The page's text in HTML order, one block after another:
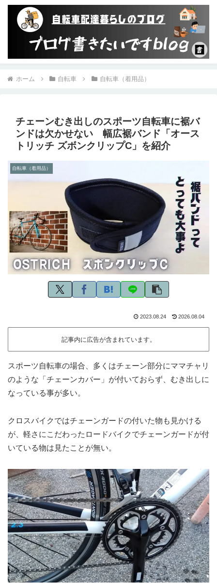
ホーム 自転車 自転車（着用品）
チェーンむき出しのスポーツ自転車に裾バ
ンドは欠かせない 幅広裾バンド「オース
トリッチ ズボンクリップC」を紹介
自転車（着用品）
2023.08.24 2026.08.04
記事内に広告が含まれています。
スポーツ自転車の場合、多くはチェーン部分にママチャリ
のような「チェーンカバー」が付いておらず、むき出しに
なっている事が多い。
クロスバイクではチェーンガードの付いた物も見かける
が、軽さにこだわったロードバイクでチェーンガードが付
いている物は見たことが無い。